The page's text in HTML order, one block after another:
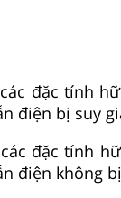
đặc tính
điện bị suy
đặc tính
điện không